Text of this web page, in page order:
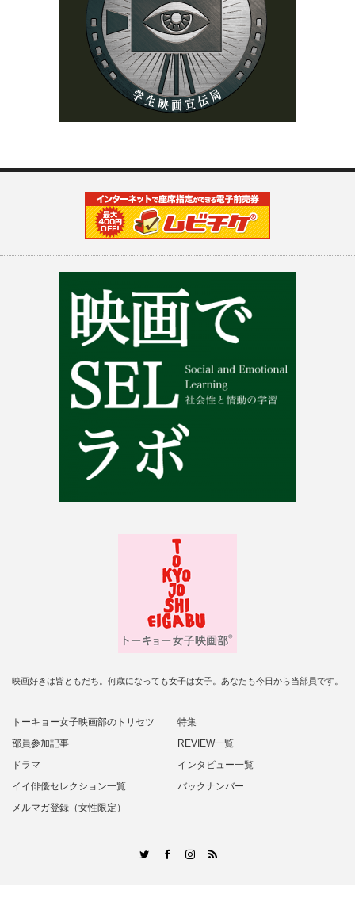
映画好きは皆ともだち。何歳になっても女子は女子。あなたも今日から当部員です。
トーキョー女子映画部のトリセツ
特集
部員参加記事
REVIEW一覧
ドラマ
インタビュー一覧
イイ俳優セレクション一覧
バックナンバー
メルマガ登録（女性限定）
TwitterFacebookInstagram
RSS